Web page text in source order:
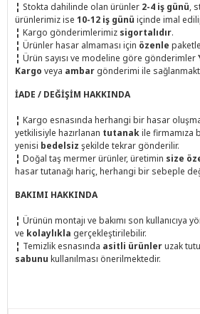
¦ Stokta dahilinde olan ürünler 2-4 iş günü,
ürünlerimiz ise 10-12 iş günü içinde imal
¦ Kargo gönderimlerimiz sigortalıdır.
¦ Ürünler hasar almaması için özenle
¦ Ürün sayısı ve modeline göre gönderimler
Kargo veya ambar gönderimi ile
İADE / DEĞİŞİM HAKKINDA
¦ Kargo esnasında herhangi bir hasar
yetkilisiyle hazırlanan tutanakile firmamıza
yenisi bedelsiz şekilde tekrar gönderilir.
¦ Doğal taş mermer ürünler, üretimin size
hasar tutanağı hariç, herhangi bir sebeple
BAKIMI HAKKINDA
¦ Ürünün montajı ve bakımı son kullanıcıya
ve kolaylıkla gerçekleştirilebilir.
¦ Temizlik esnasında asitli ürünleruzak
sabunu kullanılması önerilmektedir.